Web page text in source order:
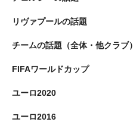
リヴァプールの話題
チームの話題（全体・他クラブ）
FIFAワールドカップ
ユーロ2020
ユーロ2016